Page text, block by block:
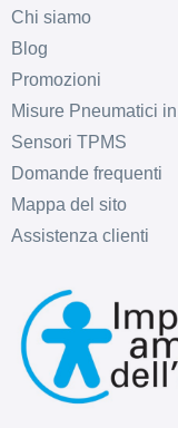
Chi siamo
Blog
Promozioni
Misure Pneumatici
Sensori TPMS
Domande frequenti
Mappa del sito
Assistenza clienti